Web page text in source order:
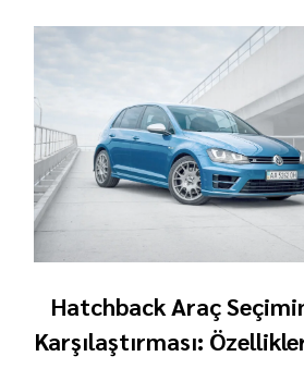
Hatchback Araç
Karşılaştırması: